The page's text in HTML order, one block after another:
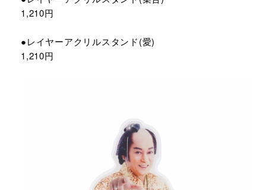
1,210円
●レイヤーアクリルスタンド(愛)
1,210円